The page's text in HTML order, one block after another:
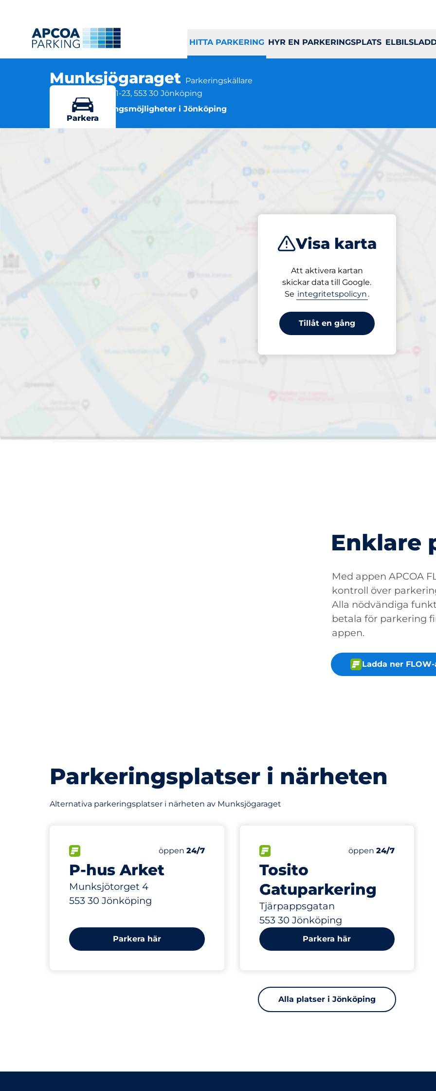
HITTA PARKERING HYR EN PARKERINGSPLATS
Munksjögaraget Parkeringskällare
Vaggerydsgatan 1-23, 553 30 Jönköping
Flera parkeringsmöjligheter i Jönköping
Visa karta
Att aktivera kartan
skickar data till Google.
Se integritetspolicyn .
Tillåt en gång
Parkera
Munksjögaraget
Öppet nu
Infartshöjd
Från 17,00 kr
Priser och betalning
Enklare
Med appen APCOA
kontroll över
Alla nödvändiga
betala för parkering
appen.
Ladda ner
Parkeringsplatser i närheten
Alternativa parkeringsplatser i närheten av Munksjögaraget
P-hus Arket
Munksjötorget 4
553 30 Jönköping
Antal parkeringsplatser:
Totalt antal platser
Lördag
öppen 24/7
436 m
Parkera här
Tosito
Gatuparkering
Tjärpappsgatan
553 30 Jönköping
Antal parkeringsplatser:
Totalt antal platser
Lördag
öppen24/7
441 m
Parkera här
Alla platser i Jönköping